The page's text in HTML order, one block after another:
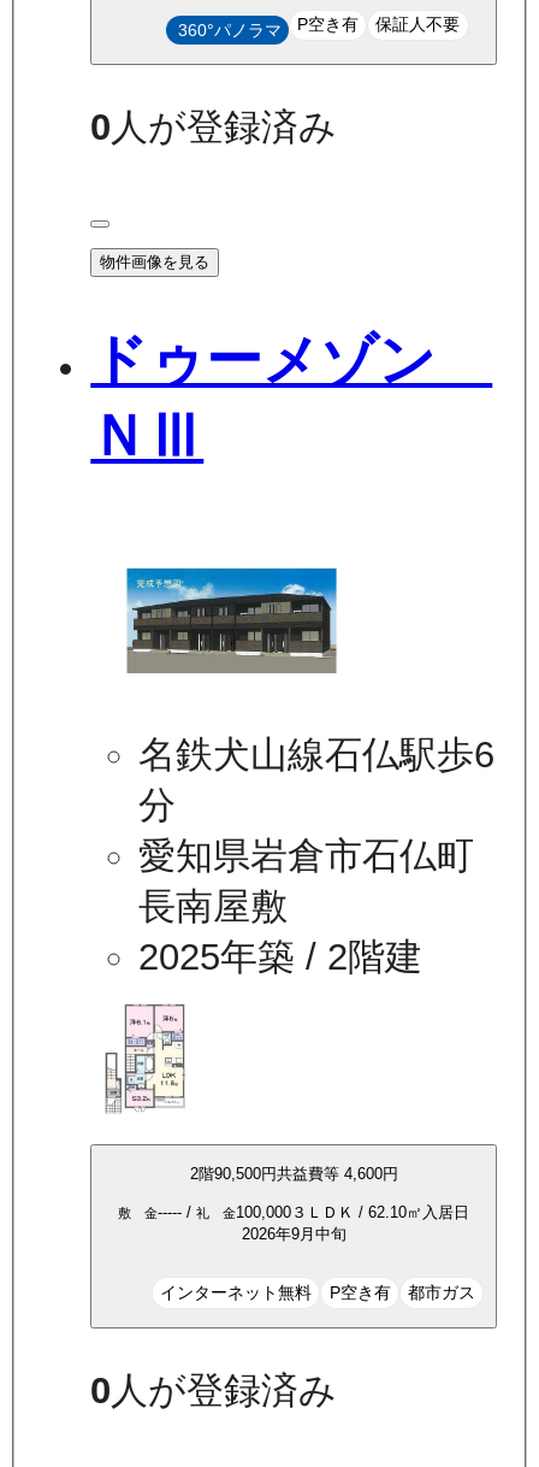
360°パノラマ P空き有 保証人不要
0 人が登録済み
物件画像を見る
ドゥーメゾン
ＮⅢ
名鉄犬山線石仏駅歩6
分
愛知県岩倉市石仏町
長南屋敷
2025年築 / 2階建
2階90,500円共益費等 4,600円
敷 金----- / 礼 金100,000 ３ＬＤＫ / 62.10㎡ 入居日
2026年9月中旬
インターネット無料 P空き有 都市ガス
0人が登録済み